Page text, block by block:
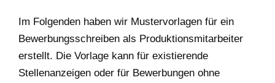
Im Folgenden haben wir Mustervorlagen für ein
Bewerbungsschreiben als Produktionsmitarbeiter
erstellt. Die Vorlage kann für existierende
Stellenanzeigen oder für Bewerbungen ohne